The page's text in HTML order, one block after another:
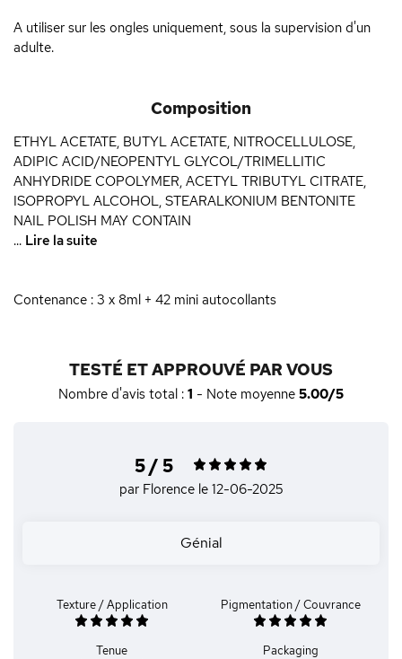
A utiliser sur les ongles uniquement, sous la supervision d'un
adulte.
Composition
ETHYL ACETATE, BUTYL ACETATE, NITROCELLULOSE,
ADIPIC ACID/NEOPENTYL GLYCOL/TRIMELLITIC
ANHYDRIDE COPOLYMER, ACETYL TRIBUTYL CITRATE,
ISOPROPYL ALCOHOL, STEARALKONIUM BENTONITE
NAIL POLISH MAY CONTAIN
... Lire la suite
Contenance : 3 x 8ml + 42 mini autocollants
TESTÉ ET APPROUVÉ PAR VOUS
Nombre d'avis total : 1 - Note moyenne 5.00/5
5 / 5
par Florence le 12-06-2025
Génial
Texture / Application Pigmentation / Couvrance
Tenue Packaging